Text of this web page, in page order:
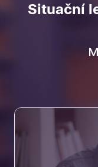
Situační